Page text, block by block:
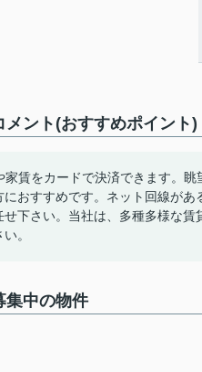
ント(おすすめポイント)
賃をカードで決済できます。
おすすめです。ネット回線が
下さい。当社は、多種多様な
。
集中の物件